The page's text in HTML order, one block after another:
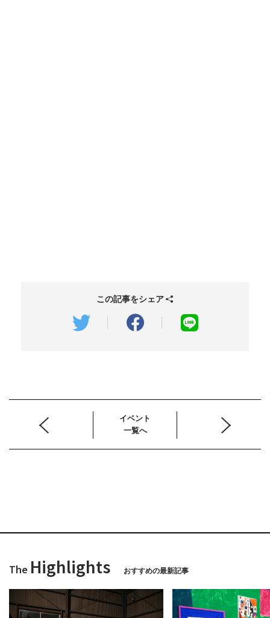
この記事をシェア
イベント
一覧へ
The Highlights おすすめの最新記事